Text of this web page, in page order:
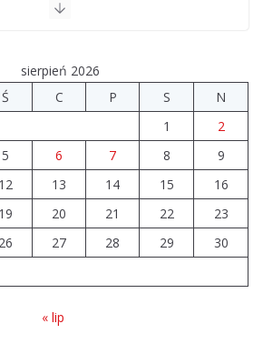
przechodzi modernizację
dyrektora szpitala. Podwyżka
problemów
Brylant dla Turku? 255. miejsce
trudno uznać za sukces
07.08.2026
sierpień 2026
Ś C P S
N
1
2
5 6 7 8
9
12 13 14 15
16
19 20 21 22
23
26 27 28 29
30
« lip